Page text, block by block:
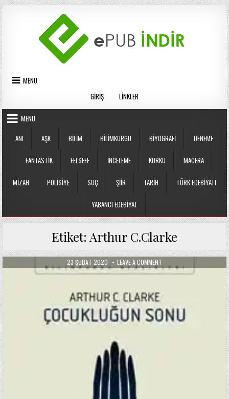
Skip
to
content
MENU
GIRIŞ
LINKLER
MENU
ANI
AŞK BILIM BILIMKURGU BIYOGRAFI DENEME
FANTASTIK FELSEFE İNCELEME KORKU MACERA
MIZAH POLISIYE SUÇ ŞIIR TARIH TÜRK EDEBIYATI
YABANCI EDEBIYAT
Etiket: Arthur C.Clarke
PUBLISHED
DATE:
23 ŞUBAT 2020 LEAVE A COMMENT
ÇOCUKLUĞUN
SONU